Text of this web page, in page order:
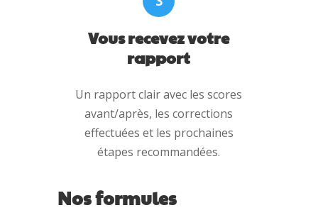
Vous recevez votre
rapport
Un rapport clair avec les scores
avant/après, les corrections
effectuées et les prochaines
étapes recommandées.
Nos formules